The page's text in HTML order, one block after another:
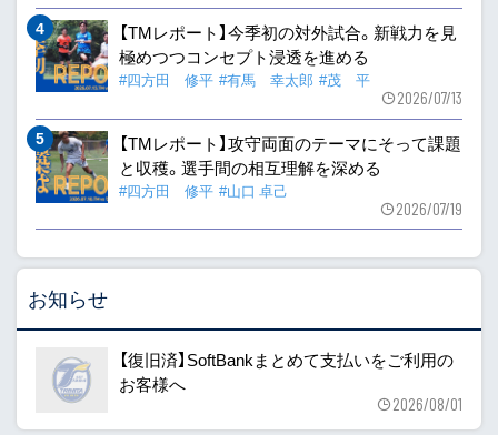
【TMレポート】今季初の対外試合。新戦力を見
極めつつコンセプト浸透を進める
#四方田 修平 #有馬 幸太郎 #茂 平
2026/07/13
【TMレポート】攻守両面のテーマにそって課題
と収穫。選手間の相互理解を深める
#四方田 修平 #山口 卓己
2026/07/19
お知らせ
【復旧済】SoftBankまとめて支払いをご利用の
お客様へ
2026/08/01